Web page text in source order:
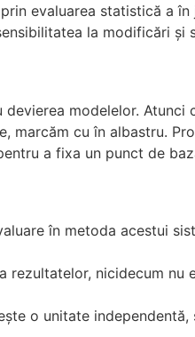
evaluarea statistică a în
la modificări și
modelelor. Atunci
marcăm cu în albastru.
a fixa un punct de
în metoda acestui
nicidecum nu
o unitate independentă,